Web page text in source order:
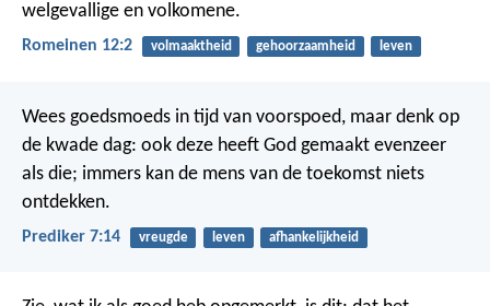
welgevallige en volkomene.
Romeinen 12:2 volmaaktheid gehoorzaamheid leven
Wees goedsmoeds in tijd van voorspoed, maar denk op
de kwade dag: ook deze heeft God gemaakt evenzeer
als die; immers kan de mens van de toekomst niets
ontdekken.
Prediker 7:14 vreugde leven afhankelijkheid